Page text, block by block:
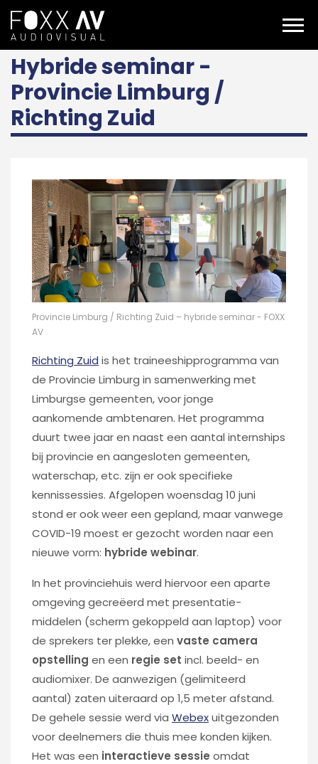
NL
Projecten
Provincie Limburg / Richting Zuid – hybride seminar
Hybride seminar -
Provincie Limburg /
Richting Zuid
Provincie Limburg / Richting Zuid – hybride seminar - FOXX
AV
Richting Zuid is het traineeshipprogramma van
de Provincie Limburg in samenwerking met
Limburgse gemeenten, voor jonge
aankomende ambtenaren. Het programma
duurt twee jaar en naast een aantal internships
bij provincie en aangesloten gemeenten,
waterschap, etc. zijn er ook specifieke
kennissessies. Afgelopen woensdag 10 juni
stond er ook weer een gepland, maar vanwege
COVID-19 moest er gezocht worden naar een
nieuwe vorm: hybride webinar.
In het provinciehuis werd hiervoor een aparte
omgeving gecreëerd met presentatie-
middelen (scherm gekoppeld aan laptop) voor
de sprekers ter plekke, een vaste camera
opstelling en een regie set incl. beeld- en
audiomixer. De aanwezigen (gelimiteerd
aantal) zaten uiteraard op 1,5 meter afstand.
De gehele sessie werd via Webexuitgezonden
voor deelnemers die thuis mee konden kijken.
Het was een interactieve sessie omdat